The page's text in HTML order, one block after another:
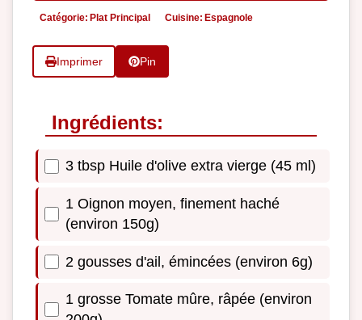
Catégorie: Plat Principal Cuisine: Espagnole
Imprimer Pin
Ingrédients:
3 tbsp Huile d'olive extra vierge (45 ml)
1 Oignon moyen, finement haché
(environ 150g)
2 gousses d'ail, émincées (environ 6g)
1 grosse Tomate mûre, râpée (environ